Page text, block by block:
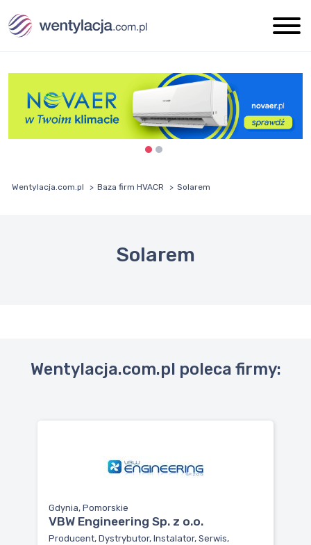
Wentylacja.com.pl Baza firm HVACR Solarem
Solarem
Wentylacja.com.pl poleca firmy:
Gdynia, Pomorskie
VBW Engineering Sp. z o.o.
Producent, Dystrybutor, Instalator, Serwis,